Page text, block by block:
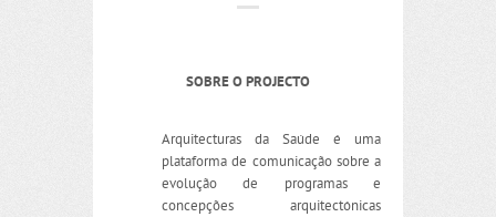
SOBRE O PROJECTO
Arquitecturas da Saúde é uma
plataforma de comunicação sobre a
evolução de programas e
concepções arquitectónicas